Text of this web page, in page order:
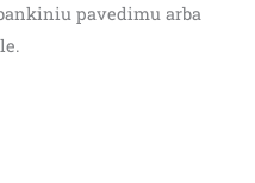
pavedimu arba